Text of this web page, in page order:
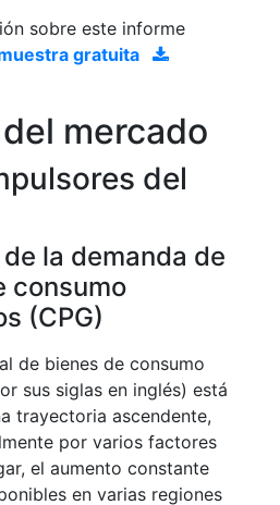
sobre este informe
gratuita
mercado
del
la demanda de
consumo
(CPG)
de bienes de consumo
sus siglas en inglés) está
trayectoria ascendente,
por varios factores
el aumento constante
en varias regiones